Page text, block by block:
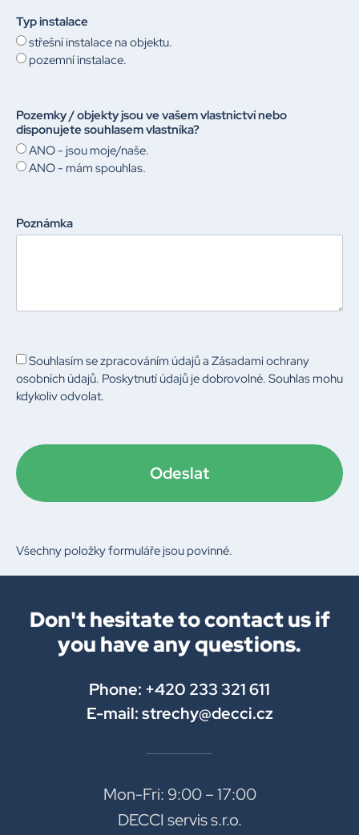
Typ instalace
střešní instalace na objektu.
pozemní instalace.
Pozemky / objekty jsou ve vašem vlastnictví nebo
disponujete souhlasem vlastníka?
ANO - jsou moje/naše.
ANO - mám spouhlas.
Poznámka
Souhlasím se zpracováním údajů a Zásadami ochrany
osobních údajů. Poskytnutí údajů je dobrovolné. Souhlas mohu
kdykoliv odvolat.
Odeslat
Všechny položky formuláře jsou povinné.
Don't hesitate to contact us if
you have any questions.
Phone: +420 233 321 611
E-mail: strechy@decci.cz
Mon-Fri: 9:00 – 17:00
DECCI servis s.r.o.